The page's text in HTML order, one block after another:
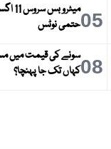
05حتمی نوٹس
08سونے کی قیمت میں
کہاں تک جا پہنچا؟